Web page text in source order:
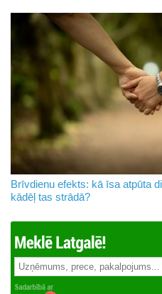
Brīvdienu efekts: kā īsa atpūta
kādēļ tas strādā?